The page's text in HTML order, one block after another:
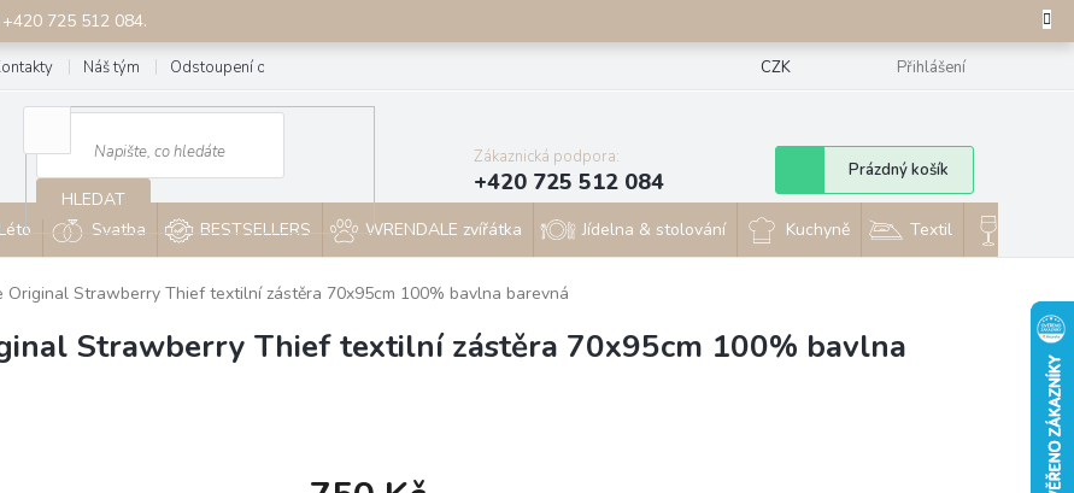
725 512 084.
Náš tým Odstoupení od smlouvy CZK Přihlášení
HLEDAT
Zákaznická podpora:
+420 725 512 084
Nákupní
košík
Prázdný košík
Léto Svatba BESTSELLERS WRENDALE zvířátka Jídelna & stolování Kuchyně Textil
Original Strawberry Thief textilní zástěra 70x95cm 100% bavlna barevná
Strawberry Thief textilní zástěra 70x95cm 100% bavlna